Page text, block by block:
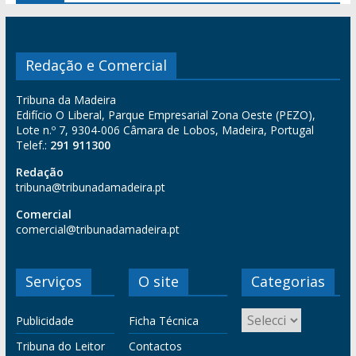
Redação e Comercial
Tribuna da Madeira
Edifício O Liberal, Parque Empresarial Zona Oeste (PEZO),
Lote n.º 7, 9304-006 Câmara de Lobos, Madeira, Portugal
Telef.: 291 911300
Redação
tribuna@tribunadamadeira.pt
Comercial
comercial@tribunadamadeira.pt
Serviços
Publicidade
Tribuna do Leitor
O site
Ficha Técnica
Contactos
Categorias